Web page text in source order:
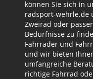
können Sie sich in
radsport-wehrle.de
Zweirad oder
Bedürfnisse zu
Fahrräder und
und wir bieten
umfangreiche
richtige Fahrrad